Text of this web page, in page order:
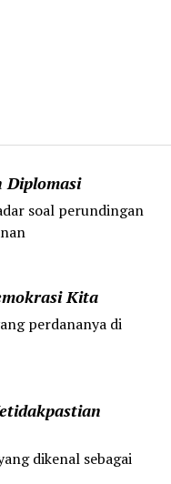
Diplomasi
soal perundingan
Kita
perdananya di
dikenal sebagai